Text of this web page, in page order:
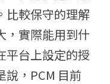
比較保守的理解
，實際能用到什
平台上設定的授
，PCM 目前